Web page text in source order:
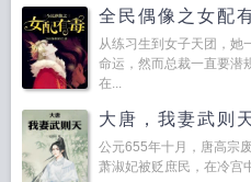
全民偶像之女配
从练习生到女子天团，她
命运，然而总裁一直要潜
在...
大唐，我妻武则
公元655年十月，唐高宗
萧淑妃被贬庶民，在冷宫